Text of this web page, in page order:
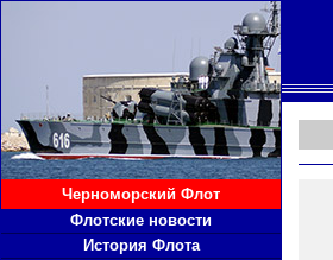
Черноморский Флот
Флотские новости
История Флота